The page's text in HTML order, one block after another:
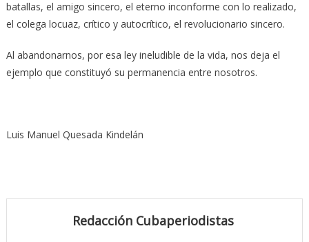
batallas, el amigo sincero, el eterno inconforme con lo realizado,
el colega locuaz, crítico y autocrítico, el revolucionario sincero.
Al abandonarnos, por esa ley ineludible de la vida, nos deja el
ejemplo que constituyó su permanencia entre nosotros.
Luis Manuel Quesada Kindelán
Redacción Cubaperiodistas